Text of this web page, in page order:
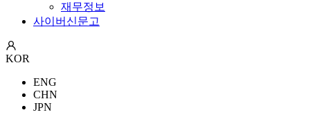
재무정보
사이버신문고
KOR
ENG
CHN
JPN